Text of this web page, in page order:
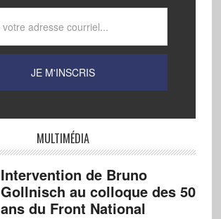
MULTIMÉDIA
Intervention de Bruno
Gollnisch au colloque des 50
ans du Front National